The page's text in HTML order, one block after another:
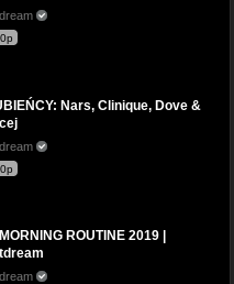
Nars, Clinique, Dove &
ROUTINE 2019 |